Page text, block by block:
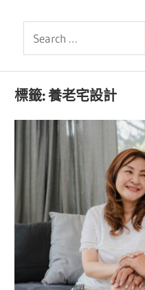
標籤:養老宅設計